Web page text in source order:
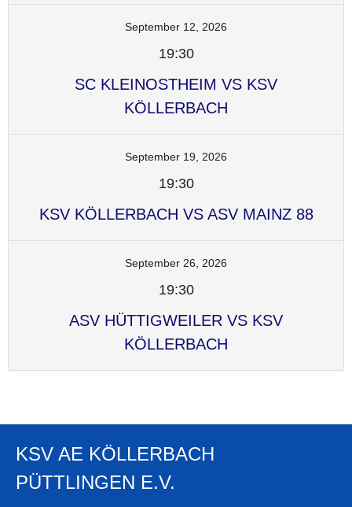
September 12, 2026
19:30
SC KLEINOSTHEIM VS KSV
KÖLLERBACH
September 19, 2026
19:30
KSV KÖLLERBACH VS ASV MAINZ 88
September 26, 2026
19:30
ASV HÜTTIGWEILER VS KSV
KÖLLERBACH
KSV AE KÖLLERBACH
PÜTTLINGEN E.V.